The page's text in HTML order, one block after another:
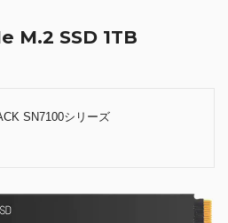
M.2 SSD 1TB
SN7100シリーズ